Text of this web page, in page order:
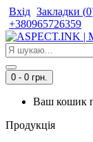
Вхід Закладки (0
+380965726359
0 - 0 грн.
Ваш кошик
Продукція